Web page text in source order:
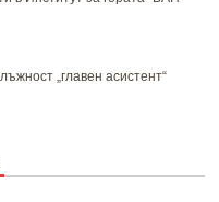
„главен асистент“